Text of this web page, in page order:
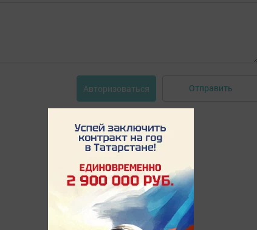
Авторизоваться Отправить